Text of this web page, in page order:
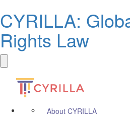
CYRILLA:
Rights Law
About CYRILLA